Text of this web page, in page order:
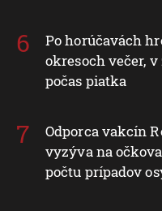
Po horúčavách
okresoch večer,
počas piatka
Odporca vakcín
vyzýva na
počtu prípadov